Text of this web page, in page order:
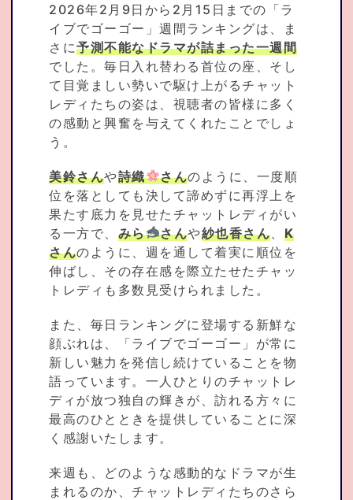
2026年2月9日から2月15日までの「ラ
イブでゴーゴー」週間ランキングは、ま
さに予測不能なドラマが詰まった一週間
でした。毎日入れ替わる首位の座、そし
て目覚ましい勢いで駆け上がるチャット
レディたちの姿は、視聴者の皆様に多く
の感動と興奮を与えてくれたことでしょ
う。
美鈴さんや詩織 さんのように、一度順
位を落としても決して諦めずに再浮上を
果たす底力を見せたチャットレディがい
る一方で、 みら さんや紗也香さん
K
さんのように、週を通して着実に順位を
伸ばし、その存在感を際立たせたチャッ
トレディも多数見受けられました。
また、毎日ランキングに登場する新鮮な
顔ぶれは、「ライブでゴーゴー」が常に
新しい魅力を発信し続けていることを物
語っています。一人ひとりのチャットレ
ディが放つ独自の輝きが、訪れる方々に
最高のひとときを提供していることに深
く感謝いたします。
来週も、どのような感動的なドラマが生
まれるのか、チャットレディたちのさら